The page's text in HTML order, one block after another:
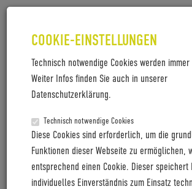
COOKIE-EINSTELLUNGEN
Technisch notwendige Cookies werden
Weiter Infos finden Sie auch in unserer
Datenschutzerklärung.
Technisch notwendige Cookies
Diese Cookies sind erforderlich, um die
Funktionen dieser Webseite zu ermöglichen,
entsprechend einen Cookie. Dieser speichert
individuelles Einverständnis zum Einsatz
LETZTE PRESSEMITTEILUNGEN